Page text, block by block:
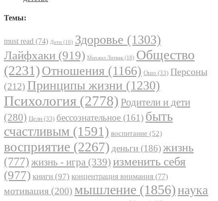
Темы:
must read (74) Дети (16) Здоровье (1303)
Лайфхаки (919) Михаил Литвак (18) Общество
(2231) Отношения (1166) Ошо (33) Персоны
(212) Принципы жизни (1230)
Психология (2778) Родители и дети
(280) Цели (33) бессознательное (161) быть
счастливым (1591) воспитание (52)
восприятие (2267) деньги (186)жизнь
(777) жизнь - игра (339) изменить себя
(977) книги (97) концентрация внимания (77)
мотивация (200) мышление (1856)наука